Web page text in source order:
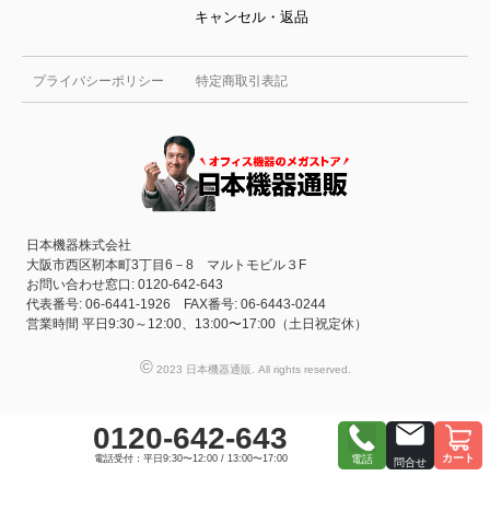
0120-642-643
電話受付：平日9:30〜12:00 / 13:00〜17:00 電話 問合せ カート
プライバシーポリシー 特定商取引表記
日本機器株式会社
大阪市西区靭本町3丁目6－8 マルトモビル３F
お問い合わせ窓口: 0120-642-643
代表番号: 06-6441-1926 FAX番号: 06-6443-0244
営業時間 平日9:30～12:00、13:00〜17:00（土日祝定休）
キャンセル・返品
©2023 日本機器通販. All rights reserved.